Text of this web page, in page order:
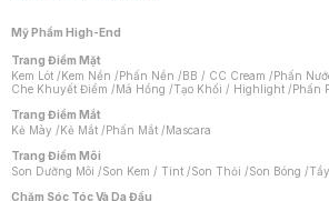
Mỹ Phẩm High-End
Trang Điểm Mặt
Kem Lót /Kem Nền /Phấn Nền /BB / CC Cream /Phấn
Che Khuyết Điểm /Má Hồng /Tạo Khối / Highlight /Phấn
Trang Điểm Mắt
Kẻ Mày /Kẻ Mắt /Phấn Mắt /Mascara
Trang Điểm Môi
Son Dưỡng Môi /Son Kem / Tint /Son Thỏi /Son Bóng /
Chăm Sóc Tóc Và Da Đầu